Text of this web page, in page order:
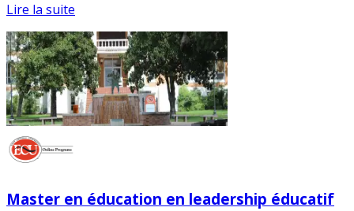
Lire la suite
Master en éducation en leadership éducatif